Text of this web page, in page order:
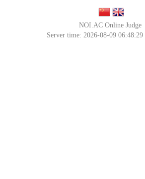
NOI.AC Online Judge
Server time: 2026-08-09 06:48:29 |